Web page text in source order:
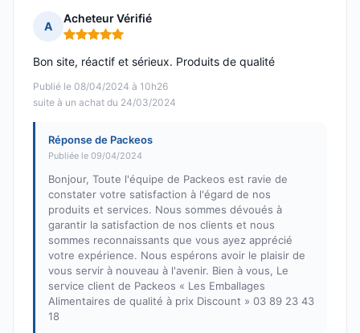
A
Acheteur Vérifié
Note : 5 sur 5
Publié le 08/04/2024 à 10h26
suite à un achat du 24/03/2024
Bon site, réactif et sérieux. Produits de qualité
Réponse de Packeos
Publiée le 09/04/2024
Bonjour, Toute l'équipe de Packeos est ravie de
constater votre satisfaction à l'égard de nos
produits et services. Nous sommes dévoués à
garantir la satisfaction de nos clients et nous
sommes reconnaissants que vous ayez apprécié
votre expérience. Nous espérons avoir le plaisir de
vous servir à nouveau à l'avenir. Bien à vous, Le
service client de Packeos « Les Emballages
Alimentaires de qualité à prix Discount » 03 89 23 43
18